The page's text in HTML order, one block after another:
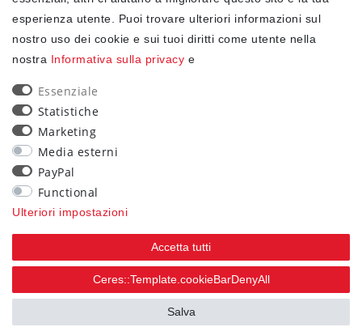
esperienza utente. Puoi trovare ulteriori informazioni sul
nostro uso dei cookie e sui tuoi diritti come utente nella
nostra Informativa sulla privacy e
Essenziale
Statistiche
Marketing
Media esterni
PayPal
Functional
Ulteriori impostazioni
Accetta tutti
Ceres::Template.cookieBarDenyAll
Salva
NEWSLETTER
Confermo di aver letto la
.Ceres::Template.newsletterIsRequiredFootnote
90
trees were planted